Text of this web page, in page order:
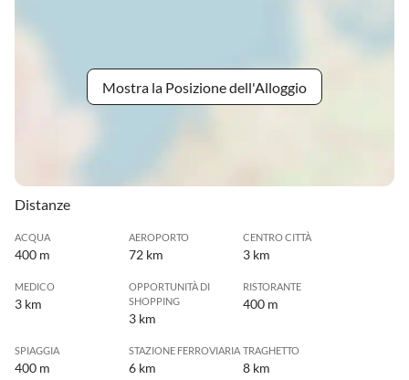
Mostra la Posizione dell'Alloggio
Distanze
ACQUA
400 m
AEROPORTO
72 km
CENTRO CITTÀ
3 km
MEDICO
3 km
OPPORTUNITÀ DI
SHOPPING
3 km
RISTORANTE
400 m
SPIAGGIA
400 m
STAZIONE FERROVIARIA
6 km
TRAGHETTO
8 km